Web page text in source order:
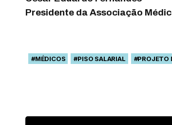
Presidente da Associação
#MÉDICOS #PISO SALARIAL #PROJETO